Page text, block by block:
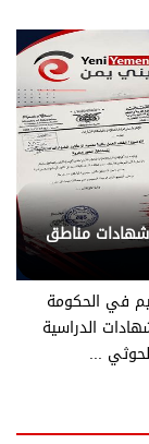
شهادات مناطق
في الحكومة
الدراسية
...